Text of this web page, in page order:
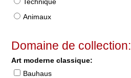
Animaux
Domaine de collection:
Art moderne classique:
Bauhaus